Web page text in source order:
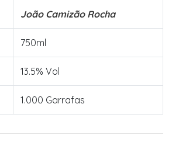
João Camizão Rocha
750ml
13.5% Vol
1.000 Garrafas